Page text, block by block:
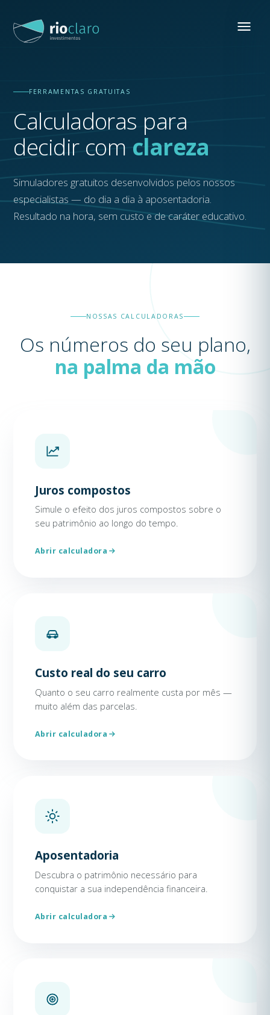
FERRAMENTAS GRATUITAS
Calculadoras para
decidir com clareza
Simuladores gratuitos desenvolvidos pelos nossos
especialistas — do dia a dia à aposentadoria.
Resultado na hora, sem custo e de caráter educativo.
NOSSAS CALCULADORAS
Os números do seu plano,
na palma da mão
Juros compostos
Simule o efeito dos juros compostos sobre o
seu patrimônio ao longo do tempo.
Abrir calculadora
Custo real do seu carro
Quanto o seu carro realmente custa por mês —
muito além das parcelas.
Abrir calculadora
Aposentadoria
Descubra o patrimônio necessário para
conquistar a sua independência financeira.
Abrir calculadora